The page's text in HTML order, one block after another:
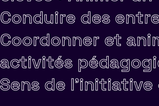
Conduire des
Coordonner et
activités
Sens de l'initiative